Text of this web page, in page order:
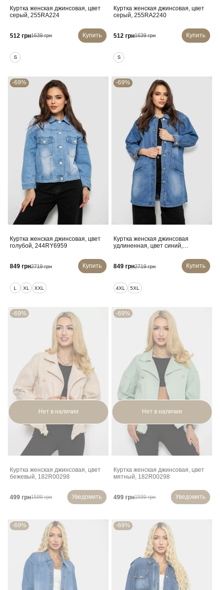
Куртка женская джинсовая, цвет
серый, 255RA224
512 грн1639 грн Купить
S
Куртка женская джинсовая, цвет
серый, 255RA2240
512 грн1639 грн Купить
S
-69%
Куртка женская джинсовая, цвет
голубой, 244RY6959
849 грн2719 грн Купить
L XL XXL
-69%
Куртка женская джинсовая
удлиненная, цвет синий,
849 грн2719 грн Купить
4XL 5XL
-69%
Нет в наличии
Куртка женская джинсовая, цвет
бежевый, 182R00298
499 грн1599 грн Уведомить
-69%
Нет в наличии
Куртка женская джинсовая, цвет
мятный, 182R00298
499 грн1599 грн Уведомить
-69% -69%